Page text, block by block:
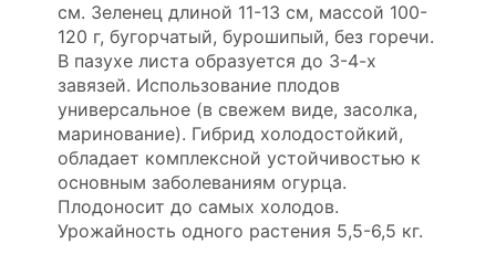
см. Зеленец длиной 11-13 см, массой 100-
120 г, бугорчатый, бурошипый, без горечи.
В пазухе листа образуется до 3-4-х
завязей. Использование плодов
универсальное (в свежем виде, засолка,
маринование). Гибрид холодостойкий,
обладает комплексной устойчивостью к
основным заболеваниям огурца.
Плодоносит до самых холодов.
Урожайность одного растения 5,5-6,5 кг.